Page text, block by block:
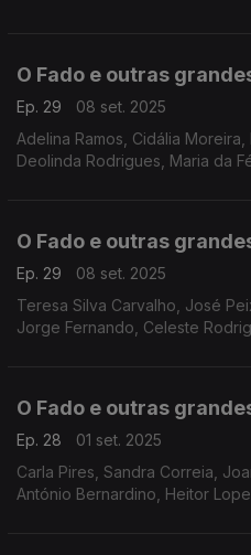
O Fado e outras
Ep. 29
08 set. 2025
Adelina Ramos, Cidália
Deolinda Rodrigues, Maria da
O Fado e outras
Ep. 29
08 set. 2025
Teresa Silva Carvalho, José
Jorge Fernando, Celeste
O Fado e outras
Ep. 28
01 set. 2025
Carla Pires, Sandra Correia,
António Bernardino, Heitor